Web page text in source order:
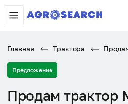
Главная Трактора
Предложение
Продам трактор